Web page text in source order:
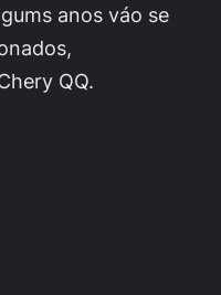
anos váo se
QQ.